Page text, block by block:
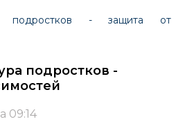
подростков - защита от
подростков -
09:14